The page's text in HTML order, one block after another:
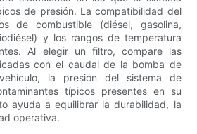
de presión. La compatibilidad del
de combustible (diésel, gasolina,
y los rangos de temperatura
Al elegir un filtro, compare las
con el caudal de la bomba de
la presión del sistema de
típicos presentes en su
ayuda a equilibrar la durabilidad, la
operativa.